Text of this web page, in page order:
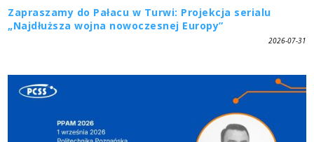
Zapraszamy do Pałacu w Turwi: Projekcja serialu
„Najdłuższa wojna nowoczesnej Europy”
2026-07-31